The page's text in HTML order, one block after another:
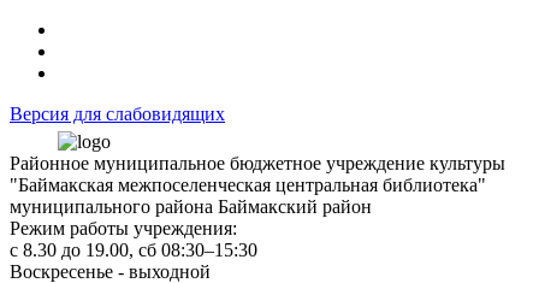
Версия для слабовидящих
Районное муниципальное бюджетное учреждение культуры
"Баймакская межпоселенческая центральная библиотека"
муниципального района Баймакский район
Режим работы учреждения:
с 8.30 до 19.00, сб 08:30–15:30
Воскресенье - выходной